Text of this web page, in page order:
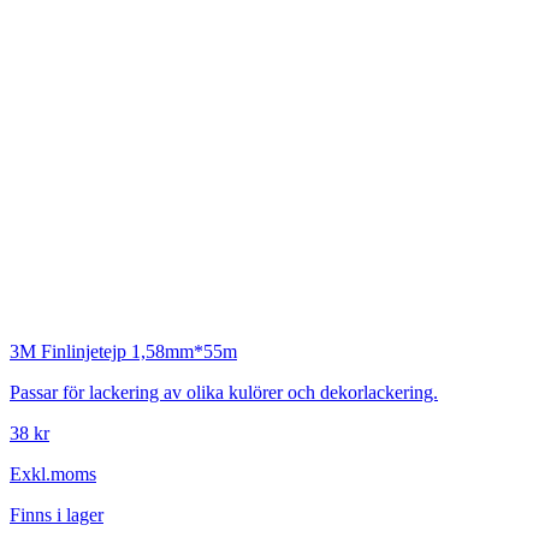
3M Finlinjetejp 1,58mm*55m
Passar för lackering av olika kulörer och dekorlackering.
38 kr
Exkl.moms
Finns i lager